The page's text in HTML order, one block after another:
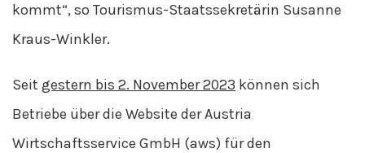
kommt“, so Tourismus-Staatssekretärin Susanne
Kraus-Winkler.
Seit gestern bis 2. November 2023 können sich
Betriebe über die Website der Austria
Wirtschaftsservice GmbH (aws) für den